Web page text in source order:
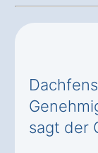
sagt der